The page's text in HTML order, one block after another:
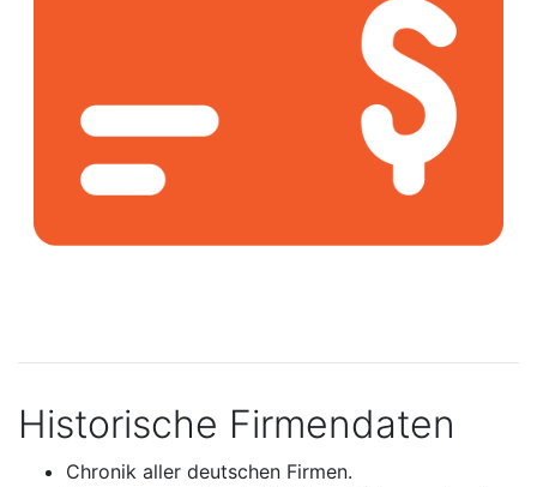
Historische Firmendaten
Chronik aller deutschen Firmen.